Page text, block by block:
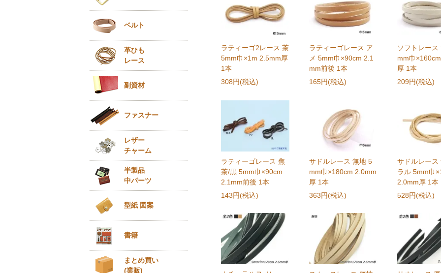
ラティーゴ2レース 茶
5mm巾×1m 2.5mm厚
1本
308円(税込)
ラティーゴレース ア
メ 5mm巾×90cm 2.1
mm前後 1本
165円(税込)
ソフトレース
mm巾
厚 1本
209円(税込)
ラティーゴレース 焦
茶/黒 5mm巾×90cm
2.1mm前後 1本
143円(税込)
サドルレース 無地 5
mm巾×180cm 2.0mm
厚 1本
363円(税込)
サドルレース
ラル 5mm巾
2.0mm厚 1本
528円(税込)
ベルト
革ひも
レース
副資材
ファスナー
レザー
チャーム
半製品
中パーツ
型紙 図案
書籍
まとめ買い
(業販)